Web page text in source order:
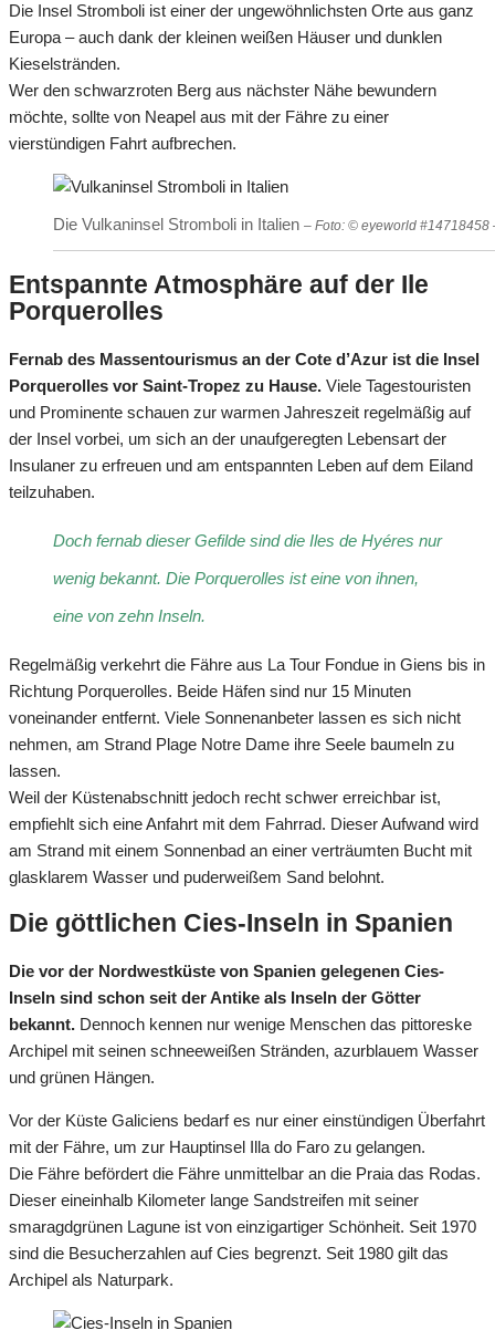
Die Insel Stromboli ist einer der ungewöhnlichsten Orte aus ganz
Europa – auch dank der kleinen weißen Häuser und dunklen
Kieselstränden.
Wer den schwarzroten Berg aus nächster Nähe bewundern
möchte, sollte von Neapel aus mit der Fähre zu einer
vierstündigen Fahrt aufbrechen.
Die Vulkaninsel Stromboli in Italien – Foto: © eyeworld #14718458
Entspannte Atmosphäre auf der Ile
Porquerolles
Fernab des Massentourismus an der Cote d’Azur ist die Insel
Porquerolles vor Saint-Tropez zu Hause. Viele Tagestouristen
und Prominente schauen zur warmen Jahreszeit regelmäßig auf
der Insel vorbei, um sich an der unaufgeregten Lebensart der
Insulaner zu erfreuen und am entspannten Leben auf dem Eiland
teilzuhaben.
Doch fernab dieser Gefilde sind die Iles de Hyéres nur
wenig bekannt. Die Porquerolles ist eine von ihnen,
eine von zehn Inseln.
Regelmäßig verkehrt die Fähre aus La Tour Fondue in Giens bis in
Richtung Porquerolles. Beide Häfen sind nur 15 Minuten
voneinander entfernt. Viele Sonnenanbeter lassen es sich nicht
nehmen, am Strand Plage Notre Dame ihre Seele baumeln zu
lassen.
Weil der Küstenabschnitt jedoch recht schwer erreichbar ist,
empfiehlt sich eine Anfahrt mit dem Fahrrad. Dieser Aufwand wird
am Strand mit einem Sonnenbad an einer verträumten Bucht mit
glasklarem Wasser und puderweißem Sand belohnt.
Die göttlichen Cies-Inseln in Spanien
Die vor der Nordwestküste von Spanien gelegenen Cies-
Inseln sind schon seit der Antike als Inseln der Götter
bekannt. Dennoch kennen nur wenige Menschen das pittoreske
Archipel mit seinen schneeweißen Stränden, azurblauem Wasser
und grünen Hängen.
Vor der Küste Galiciens bedarf es nur einer einstündigen Überfahrt
mit der Fähre, um zur Hauptinsel Illa do Faro zu gelangen.
Die Fähre befördert die Fähre unmittelbar an die Praia das Rodas.
Dieser eineinhalb Kilometer lange Sandstreifen mit seiner
smaragdgrünen Lagune ist von einzigartiger Schönheit. Seit 1970
sind die Besucherzahlen auf Cies begrenzt. Seit 1980 gilt das
Archipel als Naturpark.